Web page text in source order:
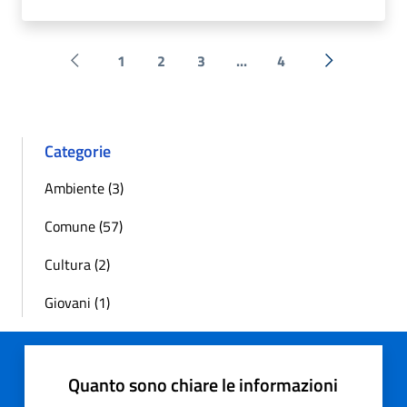
Pagina precedente
1 2 3 ... 4 Successiva
Categorie
Ambiente (3)
Comune (57)
Cultura (2)
Giovani (1)
Quanto sono chiare le informazioni